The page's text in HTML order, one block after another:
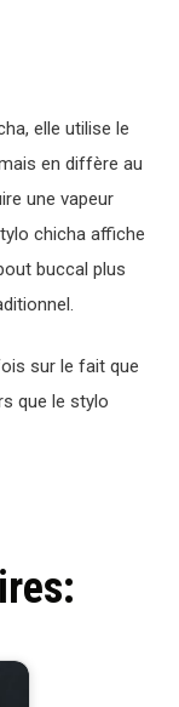
elle utilise le
en diffère au
une vapeur
chicha affiche
buccal plus
sur le fait que
que le stylo